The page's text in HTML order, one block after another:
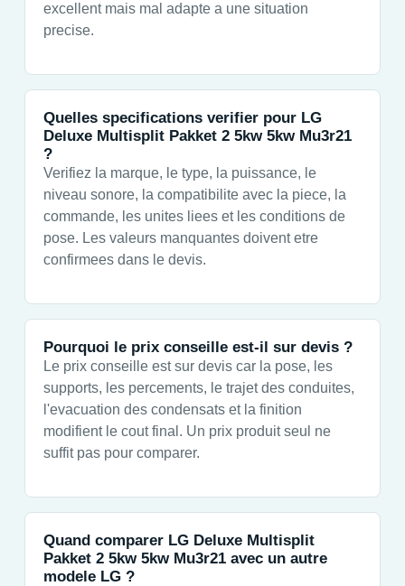
excellent mais mal adapte a une situation
precise.
Quelles specifications verifier pour LG
Deluxe Multisplit Pakket 2 5kw 5kw Mu3r21
?
Verifiez la marque, le type, la puissance, le
niveau sonore, la compatibilite avec la piece, la
commande, les unites liees et les conditions de
pose. Les valeurs manquantes doivent etre
confirmees dans le devis.
Pourquoi le prix conseille est-il sur devis ?
Le prix conseille est sur devis car la pose, les
supports, les percements, le trajet des conduites,
l'evacuation des condensats et la finition
modifient le cout final. Un prix produit seul ne
suffit pas pour comparer.
Quand comparer LG Deluxe Multisplit
Pakket 2 5kw 5kw Mu3r21 avec un autre
modele LG ?